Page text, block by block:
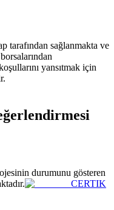
tadını çıkarın
tarafından sağlanmakta ve
yansıtmak için
durumunu gösteren
CERTIK